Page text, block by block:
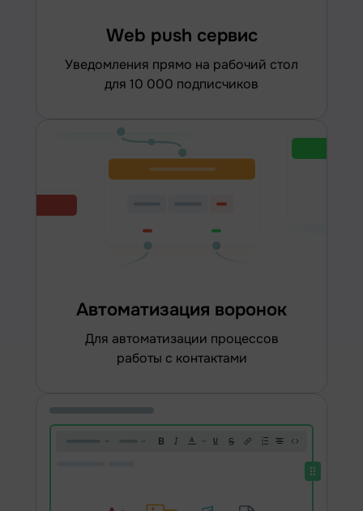
Web push сервис
уведомления прямо на рабочий стол
для 10 000 подписчиков
Автоматизация воронок
для автоматизации процессов
работы с контактами